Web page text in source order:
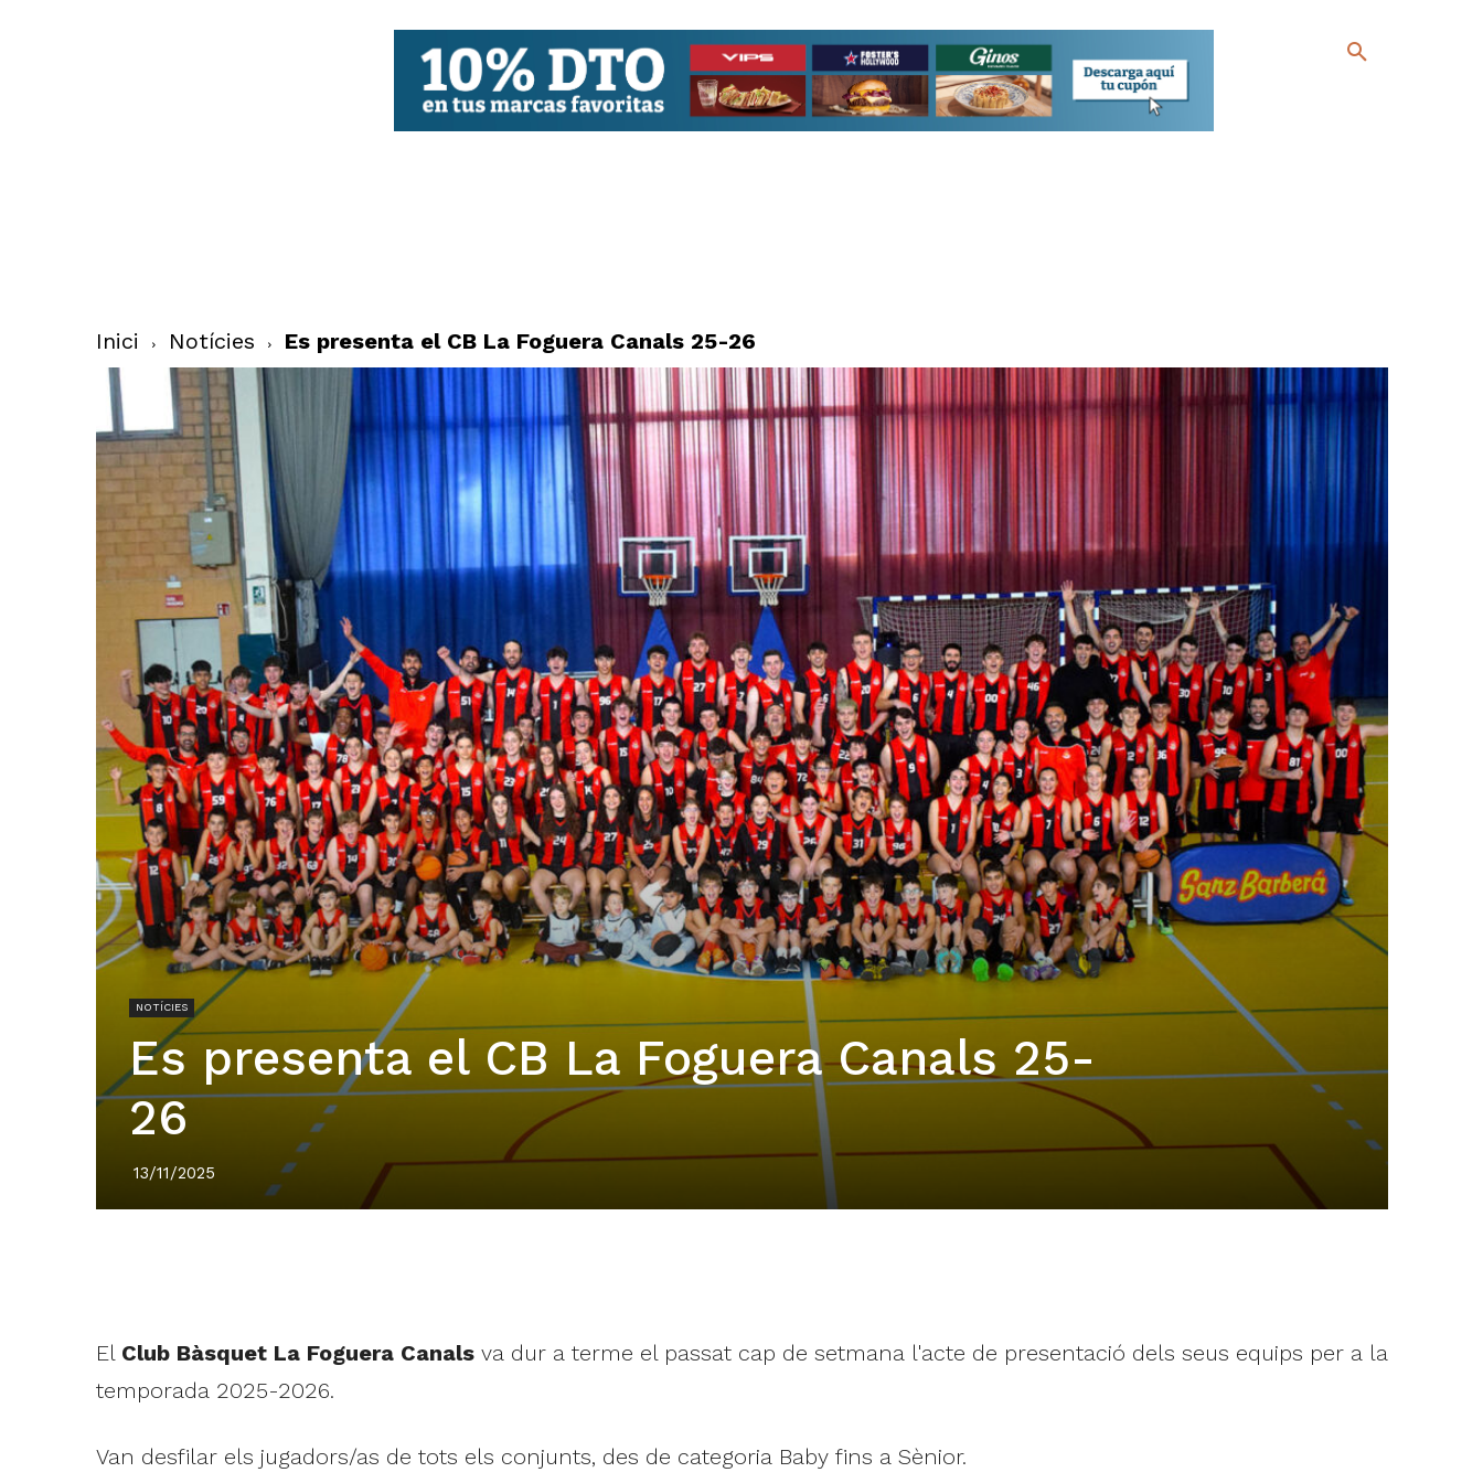
Inici Notícies Es presenta el CB La Foguera Canals 25-26
NOTÍCIES
Es presenta el CB La Foguera Canals 25-
26
13/11/2025
El Club Bàsquet La Foguera Canalsva dur a terme el passat cap de setmana l'acte de presentació dels seus equips per a la
temporada 2025-2026.
Van desfilar els jugadors/as de tots els conjunts, des de categoria Baby fins a Sènior.